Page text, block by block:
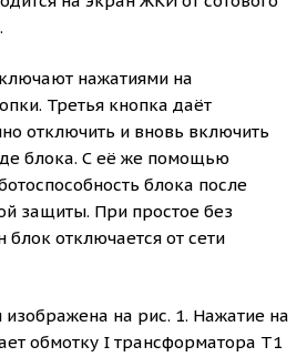
нажатиями на
Третья кнопка даёт
отключить и вновь включить
блока. С её же помощью
блока после
защиты. При простое без
блок отключается от сети
на рис. 1. Нажатие на
обмотку I трансформатора T1